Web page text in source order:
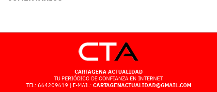
CARTAGENA ACTUALIDAD
TU PERIÓDICO DE CONFIANZA EN INTERNET.
TEL: 664209619 | E-MAIL: CARTAGENACTUALIDAD@GMAIL.COM